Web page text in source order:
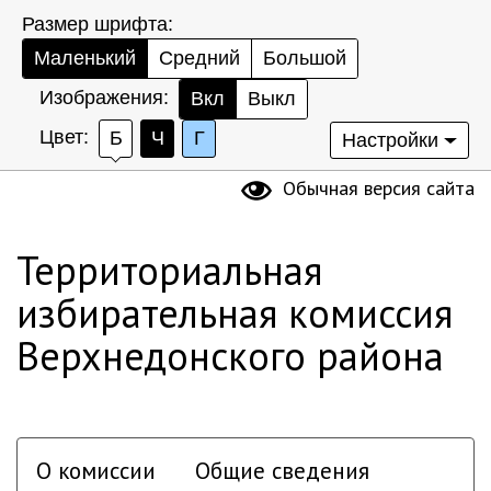
Размер шрифта:
Маленький
Средний
Большой
Изображения:
Вкл
Выкл
Цвет:
Б Ч Г Настройки
Обычная версия сайта
Территориальная
избирательная комиссия
Верхнедонского района
О комиссии Общие сведения